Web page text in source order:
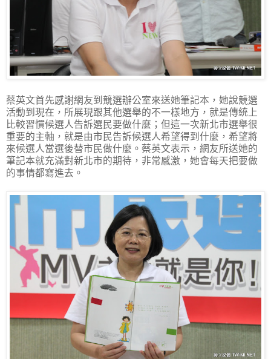
蔡英文首先感謝網友到競選辦公室來送她筆記本，她說競選
活動到現在，所展現跟其他選舉的不一樣地方，就是傳統上
比較習慣候選人告訴選民要做什麼；但這一次新北市選舉很
重要的主軸，就是由市民告訴候選人希望得到什麼，希望將
來候選人當選後替市民做什麼。蔡英文表示，網友所送她的
筆記本就充滿對新北市的期待，非常感激，她會每天把要做
的事情都寫進去。